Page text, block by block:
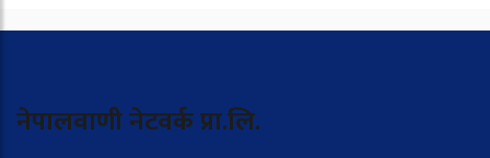
नेपालवाणी नेटवर्क प्रा.लि.